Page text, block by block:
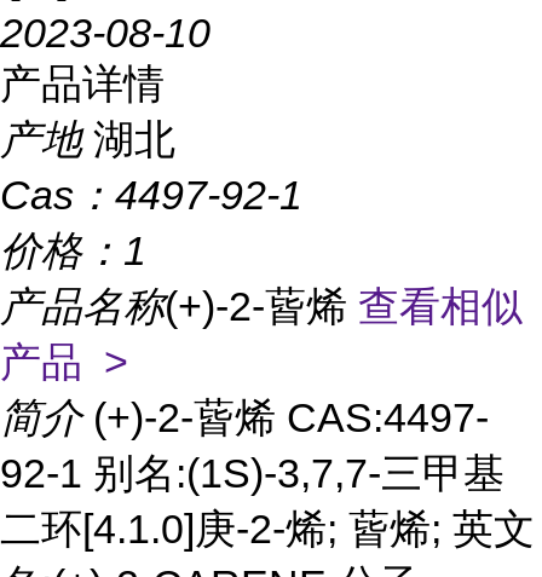
2023-08-10
产品详情
产地 湖北
Cas： 4497-92-1
价格： 1
产品名称(+)-2-蒈烯 查看相似
产品 >
简介 (+)-2-蒈烯 CAS:4497-
92-1 别名:(1S)-3,7,7-三甲基
二环[4.1.0]庚-2-烯; 蒈烯; 英文